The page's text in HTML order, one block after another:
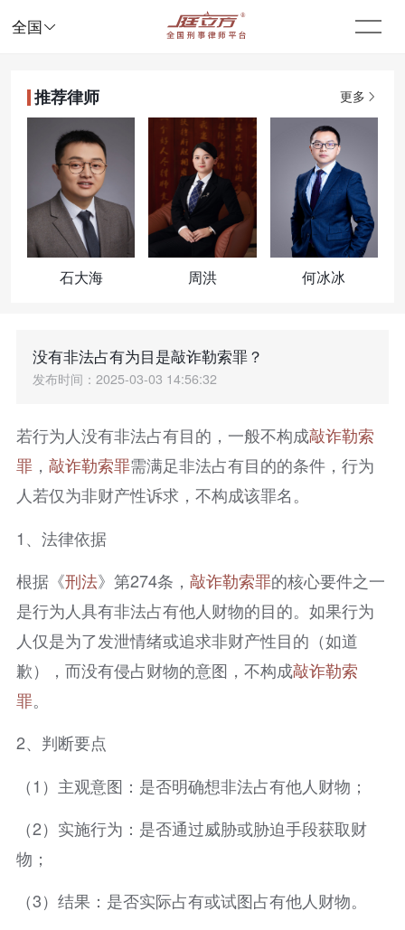
全国 
推荐律师 更多
石大海 周洪 何冰冰
没有非法占有为目是敲诈勒索罪？
发布时间：2025-03-03 14:56:32
若行为人没有非法占有目的，一般不构成敲诈勒索
罪， 敲诈勒索罪需满足非法占有目的的条件，行为
人若仅为非财产性诉求，不构成该罪名。
1、法律依据
根据《刑法》第274条， 敲诈勒索罪的核心要件之一
是行为人具有非法占有他人财物的目的。如果行为
人仅是为了发泄情绪或追求非财产性目的（如道
歉），而没有侵占财物的意图，不构成敲诈勒索
罪。
2、判断要点
（1）主观意图：是否明确想非法占有他人财物；
（2）实施行为：是否通过威胁或胁迫手段获取财
物；
（3）结果：是否实际占有或试图占有他人财物。